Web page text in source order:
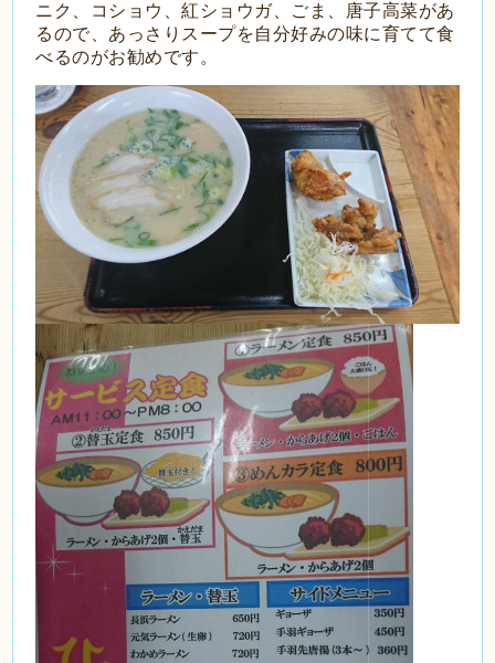
ニク、コショウ、紅ショウガ、ごま、唐子高菜があ
るので、あっさりスープを自分好みの味に育てて食
べるのがお勧めです。